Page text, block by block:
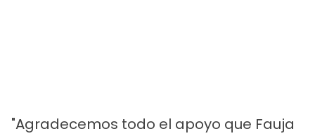
"Agradecemos todo el apoyo que Fauja